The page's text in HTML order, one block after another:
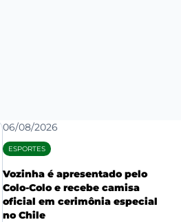
06/08/2026
ESPORTES
Vozinha é apresentado pelo
Colo-Colo e recebe camisa
oficial em cerimônia especial
no Chile